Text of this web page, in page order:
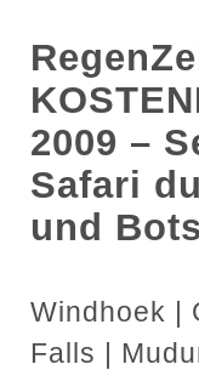
2009 –
Safari
und
Windhoek |
Falls |